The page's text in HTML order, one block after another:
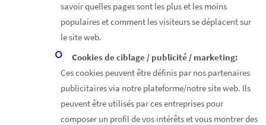
savoir quelles pages sont les plus et les moins
populaires et comment les visiteurs se déplacent sur
le site web.
Cookies de ciblage / publicité / marketing:
Ces cookies peuvent être définis par nos partenaires
publicitaires via notre plateforme/notre site web. Ils
peuvent être utilisés par ces entreprises pour
composer un profil de vos intérêts et vous montrer des